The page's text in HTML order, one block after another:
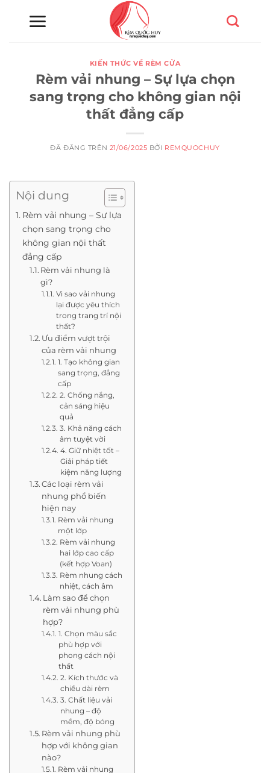
KIẾN THỨC VỀ RÈM CỬA
Rèm vải nhung – Sự lựa chọn
sang trọng cho không gian nội
thất đẳng cấp
ĐÃ ĐĂNG TRÊN 21/06/2025 BỞI REMQUOCHUY
Nội dung
Rèm vải nhung – Sự lựa
chọn sang trọng cho
không gian nội thất
đẳng cấp
Rèm vải nhung là
gì?
Vì sao vải nhung
lại được yêu thích
trong trang trí nội
thất?
Ưu điểm vượt trội
của rèm vải nhung
1. Tạo không gian
sang trọng, đẳng
cấp
2. Chống nắng,
cản sáng hiệu
quả
3. Khả năng cách
âm tuyệt vời
4. Giữ nhiệt tốt –
Giải pháp tiết
kiệm năng lượng
Các loại rèm vải
nhung phổ biến
hiện nay
Rèm vải nhung
một lớp
Rèm vải nhung
hai lớp cao cấp
(kết hợp Voan)
Rèm nhung cách
nhiệt, cách âm
Làm sao để chọn
rèm vải nhung phù
hợp?
1. Chọn màu sắc
phù hợp với
phong cách nội
thất
2. Kích thước và
chiều dài rèm
3. Chất liệu vải
nhung – độ
mềm, độ bóng
Rèm vải nhung phù
hợp với không gian
nào?
Rèm vải nhung